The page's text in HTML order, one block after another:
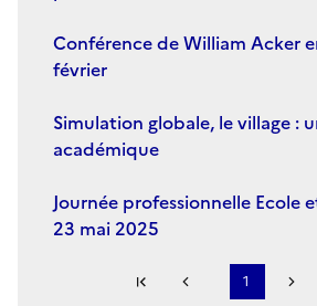
Conférence de William Acker
février
Simulation globale, le village :
académique
Journée professionnelle Ecole
23 mai 2025
Première page
Page précédente
1